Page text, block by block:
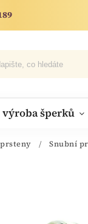
výroba šperků
/ Snubní